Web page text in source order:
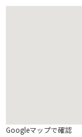
Googleマップで確認